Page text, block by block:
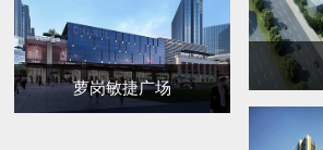
萝岗敏捷广场